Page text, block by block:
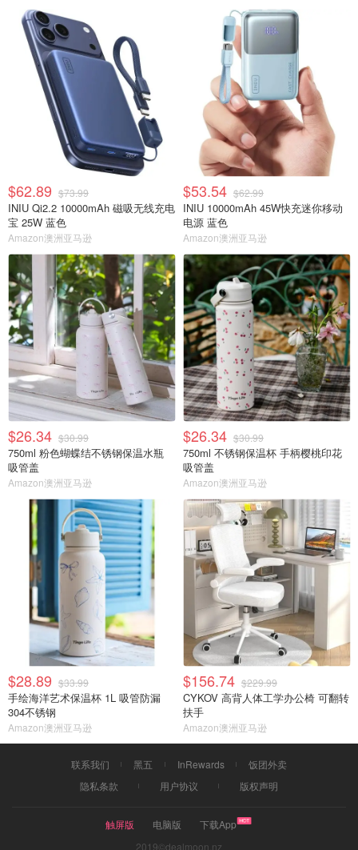
$62.89 $73.99
INIU Qi2.2 10000mAh 磁吸无线充电
宝 25W 蓝色
Amazon澳洲亚马逊
$53.54 $62.99
INIU 10000mAh 45W快充迷你移动
电源 蓝色
Amazon澳洲亚马逊
$26.34 $30.99
750ml 粉色蝴蝶结不锈钢保温水瓶
吸管盖
Amazon澳洲亚马逊
$26.34 $30.99
750ml 不锈钢保温杯 手柄樱桃印花
吸管盖
Amazon澳洲亚马逊
$28.89 $33.99
手绘海洋艺术保温杯 1L 吸管防漏
304不锈钢
Amazon澳洲亚马逊
$156.74 $229.99
CYKOV 高背人体工学办公椅 可翻转
扶手
Amazon澳洲亚马逊
联系我们 黑五 InRewards
饭团外卖
隐私条款
用户协议 版权声明
触屏版 电脑版
下载App
2019©dealmoon.nz